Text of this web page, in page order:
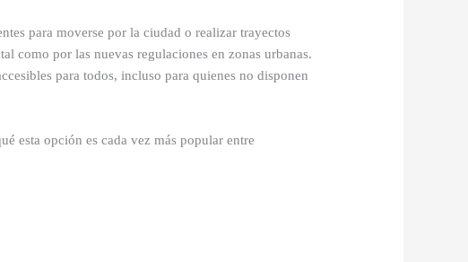
para moverse por la ciudad o realizar trayectos
como por las nuevas regulaciones en zonas urbanas.
para todos, incluso para quienes no disponen
esta opción es cada vez más popular entre